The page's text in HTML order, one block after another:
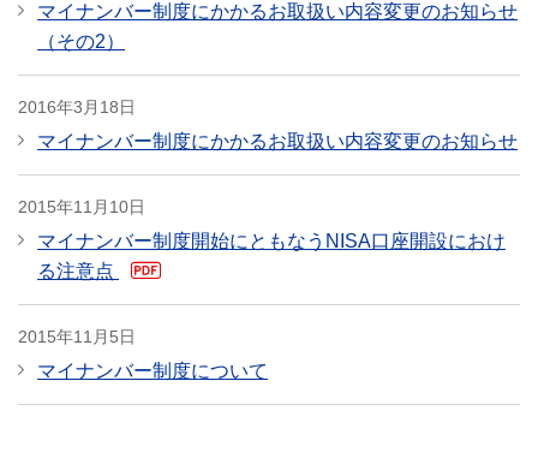
マイナンバー制度にかかるお取扱い内容変更のお知らせ
（その2）
2016年3月18日
マイナンバー制度にかかるお取扱い内容変更のお知らせ
2015年11月10日
マイナンバー制度開始にともなうNISA口座開設におけ
る注意点
2015年11月5日
マイナンバー制度について